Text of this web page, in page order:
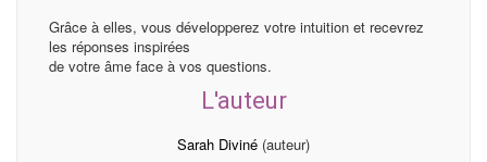
Grâce à elles, vous développerez votre intuition et recevrez
les réponses inspirées
de votre âme face à vos questions.
L'auteur
Sarah Diviné (auteur)